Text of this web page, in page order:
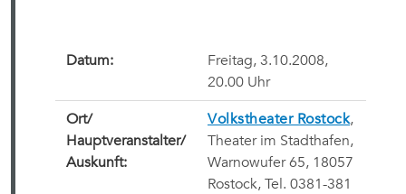
Datum:
Freitag, 3.10.2008,
20.00 Uhr
Ort/
Hauptveranstalter/
Auskunft:
Volkstheater Rostock,
Theater im Stadthafen,
Warnowufer 65, 18057
Rostock, Tel. 0381-381